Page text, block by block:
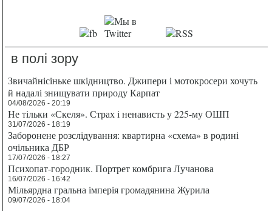
в полі зору
Звичайнісіньке шкідництво. Джипери і мотокросери хочуть
й надалі знищувати природу Карпат
04/08/2026 - 20:19
Не тільки «Скеля». Страх і ненависть у 225-му ОШП
31/07/2026 - 18:19
Заборонене розслідування: квартирна «схема» в родині
очільника ДБР
17/07/2026 - 18:27
Психопат-городник. Портрет комбрига Лучанова
16/07/2026 - 16:42
Мільярдна гральна імперія громадянина Журила
09/07/2026 - 18:04